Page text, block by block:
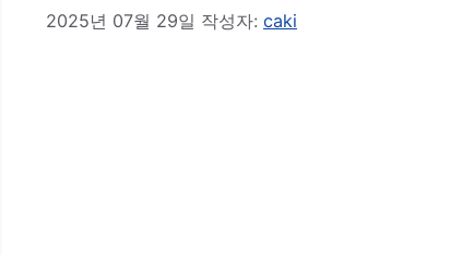
2025년 07월 29일 작성자: caki